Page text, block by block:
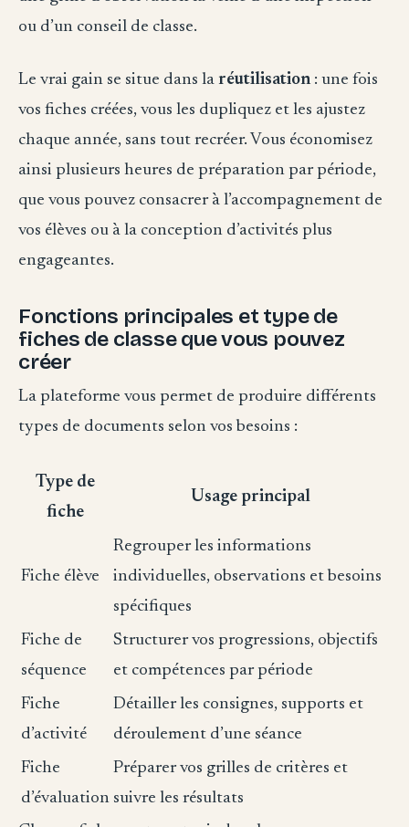
ou d’un conseil de classe.
Le vrai gain se situe dans la réutilisation: une fois
vos fiches créées, vous les dupliquez et les ajustez
chaque année, sans tout recréer. Vous économisez
ainsi plusieurs heures de préparation par période,
que vous pouvez consacrer à l’accompagnement de
vos élèves ou à la conception d’activités plus
engageantes.
Fonctions principales et type de
fiches de classe que vous pouvez
créer
La plateforme vous permet de produire différents
types de documents selon vos besoins :
Type de
fiche
Usage principal
Fiche élève
Regrouper les informations
individuelles, observations et besoins
spécifiques
Fiche de
séquence
Structurer vos progressions, objectifs
et compétences par période
Fiche
d’activité
Détailler les consignes, supports et
déroulement d’une séance
Fiche
d’évaluation
Préparer vos grilles de critères et
suivre les résultats